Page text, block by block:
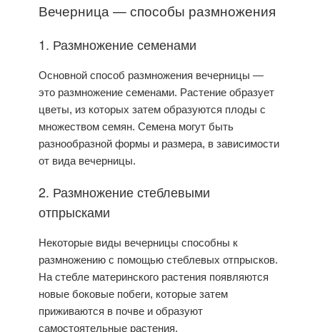
Вечерница — способы размножения
1. Размножение семенами
Основной способ размножения вечерницы —
это размножение семенами. Растение образует
цветы, из которых затем образуются плоды с
множеством семян. Семена могут быть
разнообразной формы и размера, в зависимости
от вида вечерницы.
2. Размножение стеблевыми
отпрысками
Некоторые виды вечерницы способны к
размножению с помощью стеблевых отпрысков.
На стебле материнского растения появляются
новые боковые побеги, которые затем
приживаются в почве и образуют
самостоятельные растения.